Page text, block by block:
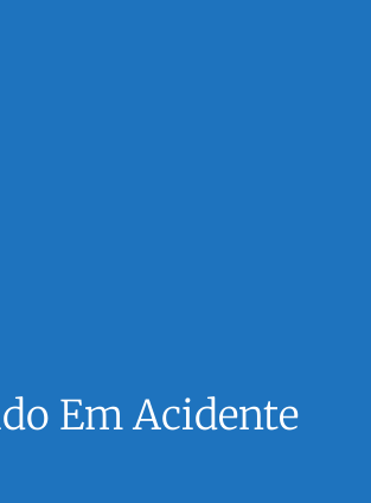
Em Acidente